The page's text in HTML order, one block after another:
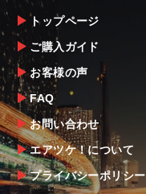
トップページ
ご購入ガイド
お客様の声
FAQ
お問い合わせ
エアツケ！について
プライバシーポリシー